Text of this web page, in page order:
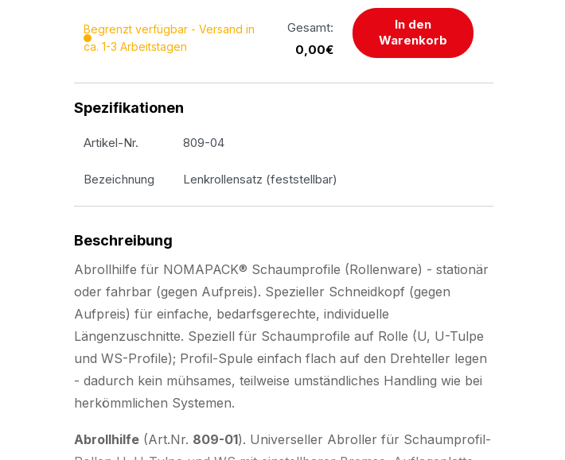
Begrenzt verfügbar - Versand in
ca. 1-3 Arbeitstagen
Gesamt:
0,00€
In den
Warenkorb
Spezifikationen
Artikel-Nr. 809-04
Bezeichnung Lenkrollensatz (feststellbar)
Beschreibung
Abrollhilfe für NOMAPACK® Schaumprofile (Rollenware) - stationär
oder fahrbar (gegen Aufpreis). Spezieller Schneidkopf (gegen
Aufpreis) für einfache, bedarfsgerechte, individuelle
Längenzuschnitte. Speziell für Schaumprofile auf Rolle (U, U-Tulpe
und WS-Profile); Profil-Spule einfach flach auf den Drehteller legen
- dadurch kein mühsames, teilweise umständliches Handling wie bei
herkömmlichen Systemen.
Abrollhilfe (Art.Nr. 809-01). Universeller Abroller für Schaumprofil-